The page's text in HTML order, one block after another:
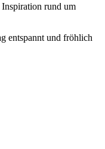
Inspiration rund um
entspannt und fröhlich